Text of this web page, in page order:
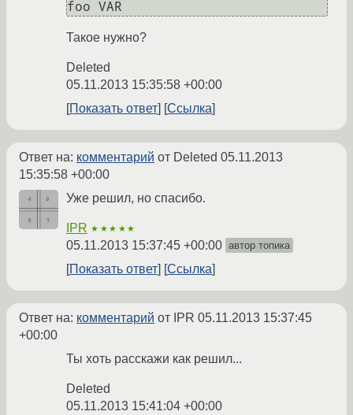
Такое нужно?
Deleted
05.11.2013 15:35:58 +00:00
Показать ответ
Ссылка
Ответ на: комментарий от Deleted 05.11.2013
15:35:58 +00:00
Уже решил, но спасибо.
IPR ★★★★★
05.11.2013 15:37:45 +00:00 автор топика
Показать ответ Ссылка
Ответ на: комментарий от IPR 05.11.2013 15:37:45
+00:00
Ты хоть расскажи как решил...
Deleted
05.11.2013 15:41:04 +00:00